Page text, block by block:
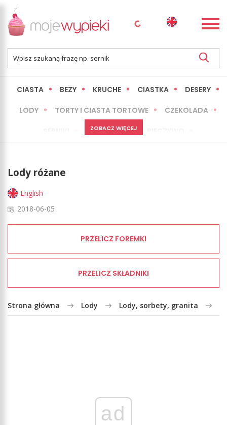
CIASTA BEZY KRUCHE CIASTKA DESERY
LODY TORTY I CIASTA TORTOWE CZEKOLADA
MINI WYPIEKI
LŻEJSZE / ZDROWSZE
ZOBACZ WIĘCEJ
Lody różane
English
2018-06-05
PRZELICZ FOREMKI
PRZELICZ SKŁADNIKI
Strona główna Lody Lody, sorbety, granita
ad